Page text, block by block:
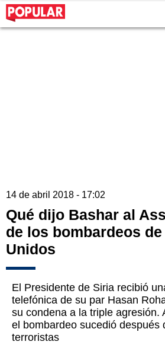
14 de abril 2018 - 17:02
Qué dijo Bashar al
de los bombardeos
Unidos
El Presidente de Siria recibió
telefónica de su par Hasan
su condena a la triple agresión.
el bombardeo sucedió después
terroristas